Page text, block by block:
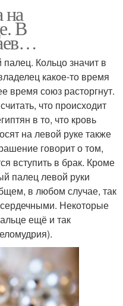
на
В
Кольцо значит в
какое-то время
время союз расторгнут.
что происходит
в то, что кровь
на левой руке также
говорит о том,
вступить в брак. Кроме
палец левой руки
в любом случае, так
Некоторые
ещё и так